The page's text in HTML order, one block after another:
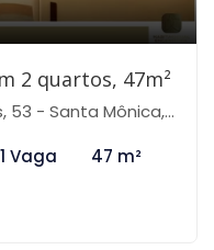
2 quartos, 47m²
Mônica, Belo Horizonte-MG
1 Vaga 47 m²